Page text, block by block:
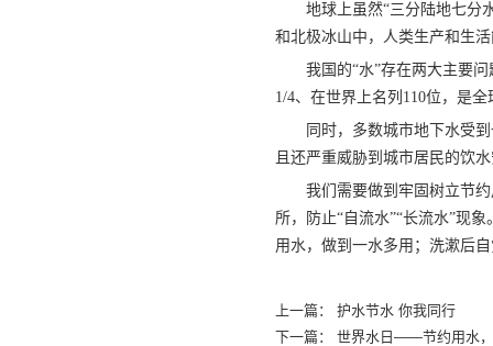
地球上虽然“三分陆地七分
和北极冰山中，人类生产和生
我国的“水”存在两大主要
1/4、在世界上名列110位，是
同时，多数城市地下水受
且还严重威胁到城市居民的饮
我们需要做到牢固树立节
所，防止“自流水”“长流水”现
用水，做到一水多用；洗漱后
上一篇： 护水节水 你我同行
下一篇： 世界水日——节约用水